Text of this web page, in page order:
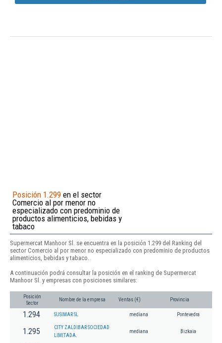
Posición 1.299 en el sector
Comercio al por menor no
especializado con predominio de
productos alimenticios, bebidas y
tabaco
Supermercat Manhoor Sl. se encuentra en la posición 1.299 del Ranking del
sector Comercio al por menor no especializado con predominio de productos
alimenticios, bebidas y tabaco.
A continuación podrá consultar la posición en el ranking de Supermercat
Manhoor Sl. y empresas con posiciones similares:
Posición
Sector
Nombre de la empresa Ventas (€) Provincia
1.294 SUSIMAR SL mediana Pontevedra
1.295
CITY ZALDIBAR SOCIEDAD
LIMITADA.
mediana Bizkaia